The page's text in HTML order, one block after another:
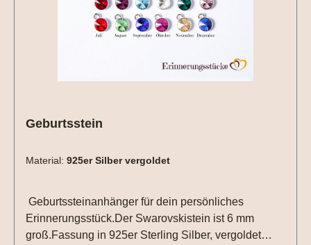
48, 50 , 52 , 54 , 56, 58, 60, 62, 64 Zwischengrößen
(51,53...) sind möglich, für die Größenanpassung
Geburtsstein
Material: 925er Silber vergoldet
Geburtssteinanhänger für dein persönliches
Erinnerungsstück.Der Swarovskistein ist 6 mm
groß.Fassung in 925er Sterling Silber, vergoldet